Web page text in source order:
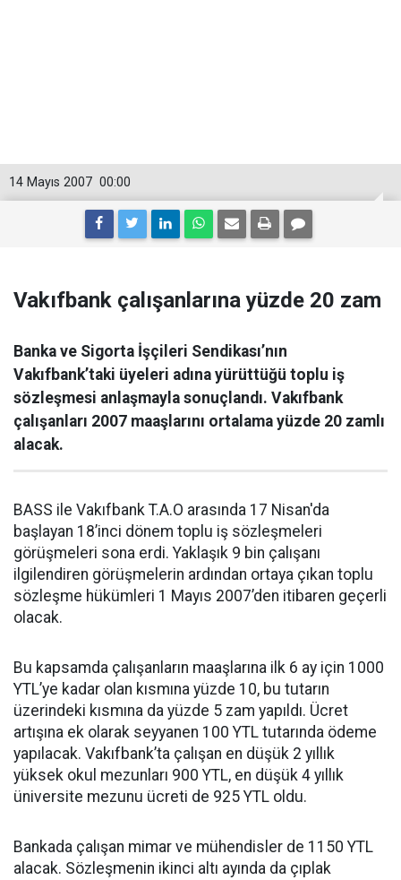
00:00
14 Mayıs 2007
Vakıfbank çalışanlarına yüzde 20 zam
Banka ve Sigorta İşçileri Sendikası’nın
Vakıfbank’taki üyeleri adına yürüttüğü toplu iş
sözleşmesi anlaşmayla sonuçlandı. Vakıfbank
çalışanları 2007 maaşlarını ortalama yüzde 20 zamlı
alacak.
BASS ile Vakıfbank T.A.O arasında 17 Nisan'da
başlayan 18’inci dönem toplu iş sözleşmeleri
görüşmeleri sona erdi. Yaklaşık 9 bin çalışanı
ilgilendiren görüşmelerin ardından ortaya çıkan toplu
sözleşme hükümleri 1 Mayıs 2007’den itibaren geçerli
olacak.
Bu kapsamda çalışanların maaşlarına ilk 6 ay için 1000
YTL’ye kadar olan kısmına yüzde 10, bu tutarın
üzerindeki kısmına da yüzde 5 zam yapıldı. Ücret
artışına ek olarak seyyanen 100 YTL tutarında ödeme
yapılacak. Vakıfbank’ta çalışan en düşük 2 yıllık
yüksek okul mezunları 900 YTL, en düşük 4 yıllık
üniversite mezunu ücreti de 925 YTL oldu.
Bankada çalışan mimar ve mühendisler de 1150 YTL
alacak. Sözleşmenin ikinci altı ayında da çıplak